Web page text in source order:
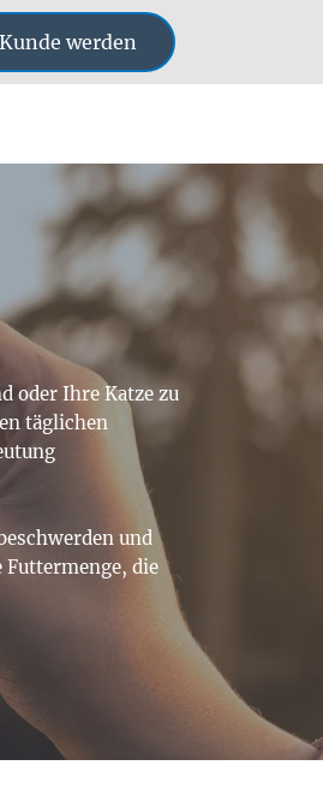
werden
oder Ihre Katze zu
täglichen
und
Futtermenge, die